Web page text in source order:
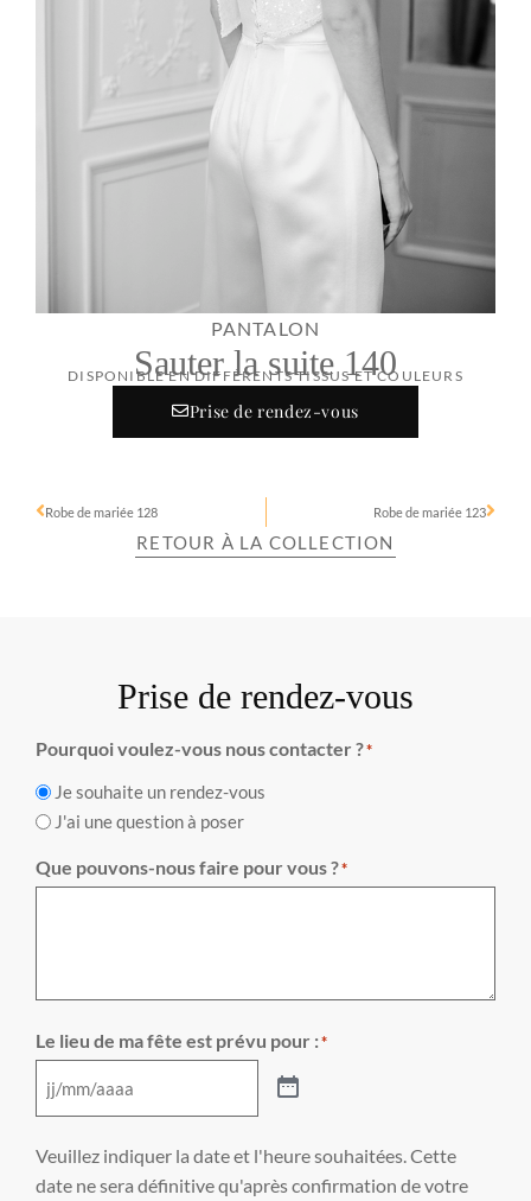
PANTALON
Sauter la suite 140
DISPONIBLE EN DIFFÉRENTS TISSUS ET COULEURS
Prise de rendez-vous
Robe de mariée 128 Robe de mariée 123
RETOUR À LA COLLECTION
Prise de rendez-vous
Pourquoi voulez-vous nous contacter ?*
Je souhaite un rendez-vous
J'ai une question à poser
Que pouvons-nous faire pour vous ?*
Le lieu de ma fête est prévu pour :*
Veuillez indiquer la date et l'heure souhaitées. Cette
date ne sera définitive qu'après confirmation de votre